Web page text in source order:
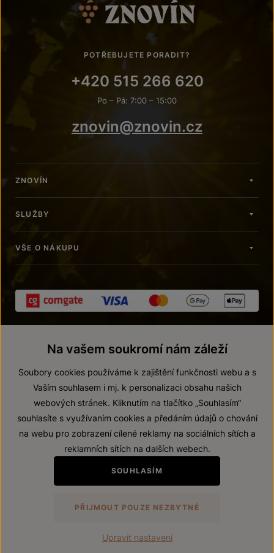
POTŘEBUJETE PORADIT?
+420 515 266 620
Po – Pá: 7:00 – 15:00
znovin@znovin.cz
ZNOVÍN
SLUŽBY
VŠE O NÁKUPU
© 2026 ZNOVÍN ZNOJMO, a. s.
Prohlášení o přístupnosti
Zákaz prodeje alkoholických nápojů osobám mladším 18 let.
VytvořilwebProgress
Na vašem soukromí nám záleží
Soubory cookies používáme k zajištění funkčnosti webu a s
Vaším souhlasem i mj. k personalizaci obsahu našich
webových stránek. Kliknutím na tlačítko „Souhlasím“
souhlasíte s využívaním cookies a předáním údajů o chování
na webu pro zobrazení cílené reklamy na sociálních sítích a
reklamních sítích na dalších webech.
SOUHLASÍM
PŘIJMOUT POUZE NEZBYTNÉ
Upravit nastavení